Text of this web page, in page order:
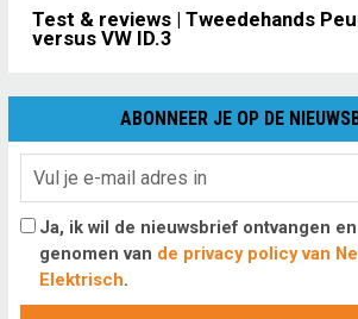
Test & reviews | Tweedehands
versus VW ID.3
ABONNEER JE OP DE
Ja, ik wil de nieuwsbrief ontvangen
genomen van de privacy policy van
Elektrisch.